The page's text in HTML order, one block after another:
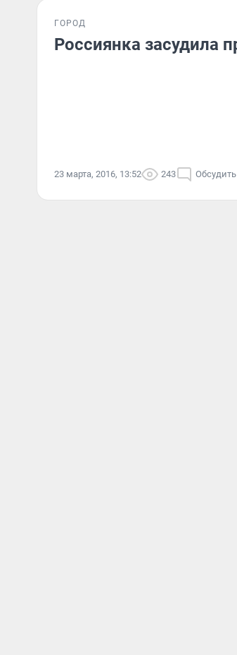
ГОРОД
Россиянка засудила
23 марта, 2016, 13:52 243 Обсудить